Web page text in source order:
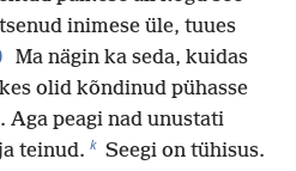
inimese üle, tuues
Ma nägin ka seda, kuidas
olid kõndinud pühasse
Aga peagi nad unustati
teinud. k Seegi on tühisus.